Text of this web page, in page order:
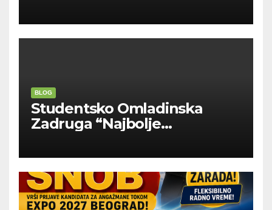
BLOG
Studentsko Omladinska
Zadruga “Najbolje